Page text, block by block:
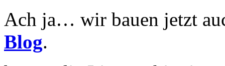
Ach ja… wir bauen jetzt
Blog.